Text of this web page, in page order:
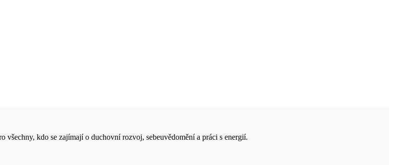
kdo se zajímají o duchovní rozvoj, sebeuvědomění a práci s energií.